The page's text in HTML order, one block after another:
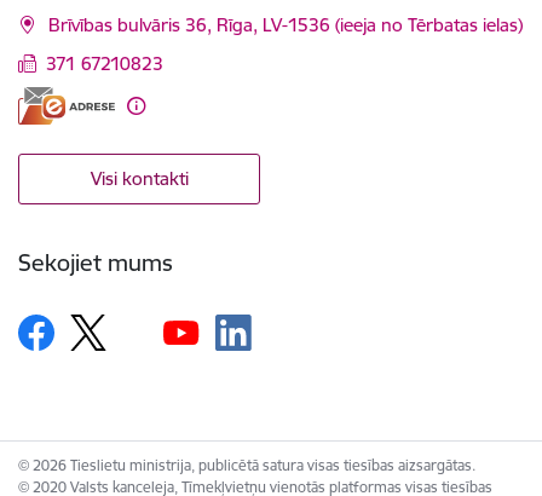
Brīvības bulvāris 36, Rīga, LV-1536 (ieeja no Tērbatas ielas)
371 67210823
Visi kontakti
Sekojiet mums
© 2026 Tieslietu ministrija, publicētā satura visas tiesības aizsargātas.
© 2020 Valsts kanceleja, Tīmekļvietņu vienotās platformas visas tiesības